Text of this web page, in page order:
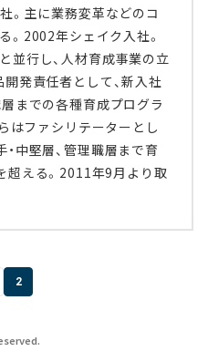
。主に業務変革などのコ
。2002年シェイク入社。
並行し、人材育成事業の立
発責任者として、新入社
層までの各種育成プログラ
はファシリテーターとし
中堅層、管理職層まで育
超える。2011年9月より取
2